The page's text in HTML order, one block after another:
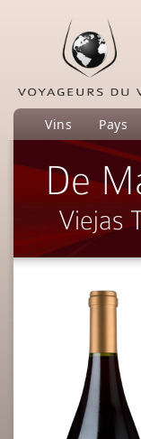
Vins Pays
De
Viejas